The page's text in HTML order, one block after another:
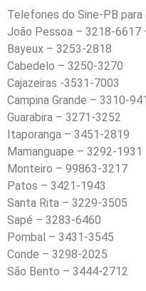
Telefones do Sine-PB
João Pessoa – 3218-6617
Bayeux – 3253-2818
Cabedelo – 3250-3270
Cajazeiras -3531-7003
Campina Grande – 3310-
Guarabira – 3271-3252
Itaporanga – 3451-2819
Mamanguape – 3292-1931
Monteiro – 99863-3217
Patos – 3421-1943
Santa Rita – 3229-3505
Sapé – 3283-6460
Pombal – 3431-3545
Conde – 3298-2025
São Bento – 3444-2712